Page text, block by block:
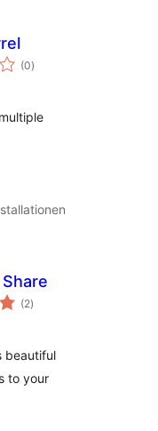
(0Bewertungen
insgesamt
)
(2Bewertungen
insgesamt
)
beautiful
to your